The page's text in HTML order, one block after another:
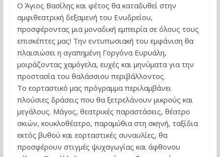
O Άγιος Βασίλης και φέτος θα καταδυθεί στην
αμφιθεατρική δεξαμενή του Ενυδρείου,
προσφέροντας μια μοναδική εμπειρία σε όλους τους
επισκέπτες μας! Την εντυπωσιακή του εμφάνιση θα
πλαισιώσει η αγαπημένη Γοργόνα Ευρυάλη,
μοιράζοντας χαμόγελα, ευχές και μηνύματα για την
προστασία του θαλάσσιου περιβάλλοντος.
Το εορταστικό μας πρόγραμμα περιλαμβάνει
πλούσιες δράσεις που θα ξετρελάνουν μικρούς και
μεγάλους. Μάγος, θεατρικές παραστάσεις, θέατρο
σκιών, κουκλοθέατρο, παραμύθια στη σκηνή, ταξίδια
εκτός βυθού και εορταστικές συναυλίες, θα
προσφέρουν στιγμές ψυχαγωγίας και άφθονου